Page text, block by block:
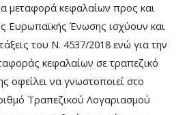
μεταφορά κεφαλαίων προς και
Ευρωπαϊκής Ένωσης ισχύουν και
του Ν. 4537/2018 ενώ για την
κεφαλαίων σε τραπεζικό
οφείλει να γνωστοποιεί στο
Τραπεζικού Λογαριασμού